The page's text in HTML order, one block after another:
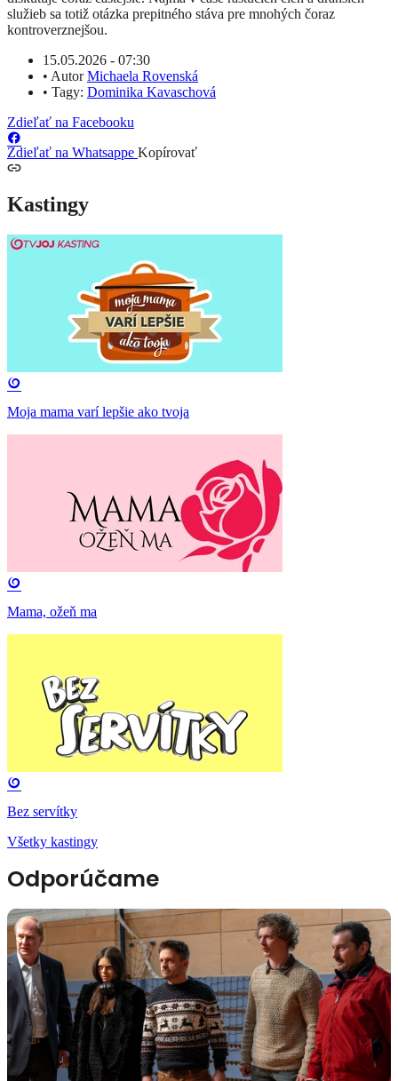
služieb sa totiž otázka prepitného stáva pre mnohých čoraz
kontroverznejšou.
15.05.2026 - 07:30
• AutorMichaela Rovenská
• Tagy: Dominika Kavaschová
Zdieľať na Facebooku
Zdieľať na Whatsappe Kopírovať
Kastingy
Moja mama varí lepšie ako tvoja
Mama, ožeň ma
Bez servítky
Všetky kastingy
Odporúčame